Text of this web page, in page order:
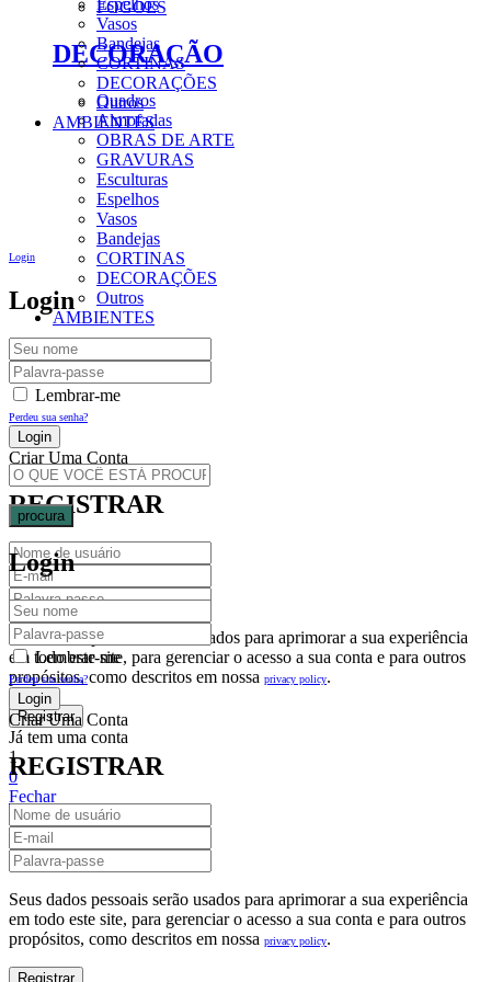
Vasos
Bandejas
CORTINAS
DECORAÇÕES
Outros
AMBIENTES
Login
Login
Lembrar-me
Perdeu sua senha?
Criar Uma Conta
REGISTRAR
Seus dados pessoais serão usados para aprimorar a sua experiência
em todo este site, para gerenciar o acesso a sua conta e para outros
propósitos, como descritos em nossa privacy policy.
Já tem uma conta
1
0
Fechar
Carrinho De Compras(0)
No products in the cart.
FOGÕES
DECORAÇÃO
Quadros
Almofadas
OBRAS DE ARTE
GRAVURAS
Esculturas
Espelhos
Vasos
Bandejas
CORTINAS
DECORAÇÕES
Outros
AMBIENTES
procura
Login
Lembrar-me
Perdeu sua senha?
Criar Uma Conta
REGISTRAR
Seus dados pessoais serão usados para aprimorar a sua experiência
em todo este site, para gerenciar o acesso a sua conta e para outros
propósitos, como descritos em nossa privacy policy.